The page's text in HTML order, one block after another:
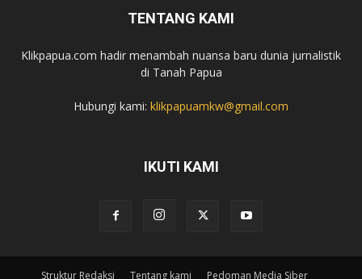
TENTANG KAMI
Klikpapua.com hadir menambah nuansa baru dunia jurnalistik
di Tanah Papua
Hubungi kami: klikpapuamkw@gmail.com
IKUTI KAMI
Struktur Redaksi Tentang kami Pedoman Media Siber